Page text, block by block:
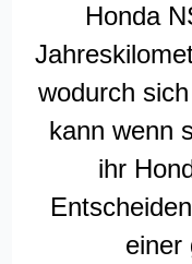
Honda
wodurch
kann wenn
ihr
einer